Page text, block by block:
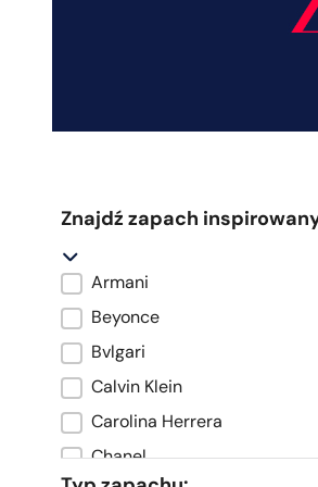
Znajdź zapach
Marka oryginału
Armani
Beyonce
Bvlgari
Calvin Klein
Carolina Herrera
Chanel